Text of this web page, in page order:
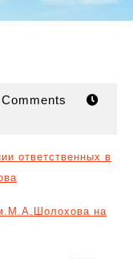
ответственных в
на